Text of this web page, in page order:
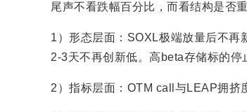
尾声不看跌幅百分比，而看结构是否重
1）形态层面：SOXL极端放量后不再
2-3天不再创新低。高beta存储标的停
2）指标层面：OTM call与LEAP拥挤